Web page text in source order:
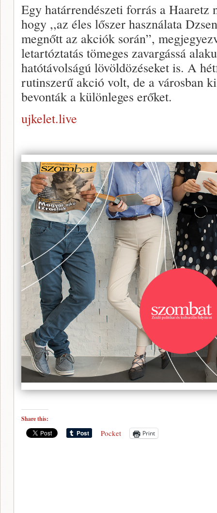
Egy határrendészeti forrás a Haaretz
hogy ,,az éles lőszer használata
megnőtt az akciók során”,
letartóztatás tömeges zavargássá
hatótávolságú lövöldözéseket is. A
rutinszerű akció volt, de a városban
bevonták a különleges erőket.
ujkelet.live
Share this:
Pocket Print